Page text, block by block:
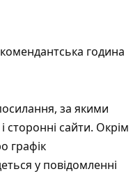
година
за якими
сторонні сайти. Окрім
графік
у повідомленні